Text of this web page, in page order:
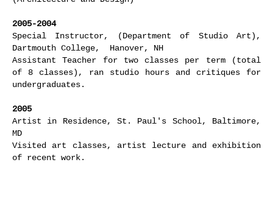
2005-2004
Special Instructor, (Department of Studio Art),
Dartmouth College, Hanover, NH
Assistant Teacher for two classes per term (total
of 8 classes), ran studio hours and critiques for
undergraduates.
2005
Artist in Residence, St. Paul's School, Baltimore,
MD
Visited art classes, artist lecture and exhibition
of recent work.